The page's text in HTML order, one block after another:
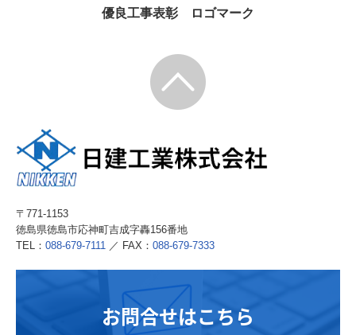
優良工事表彰 ロゴマーク
〒771-1153
徳島県徳島市応神町吉成字轟156番地
TEL： 088-679-7111 ／ FAX： 088-679-7333
お問合せはこちら